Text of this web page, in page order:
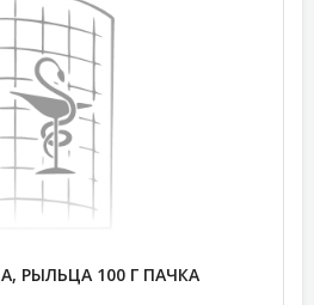
РЫЛЬЦА 100 Г ПАЧКА